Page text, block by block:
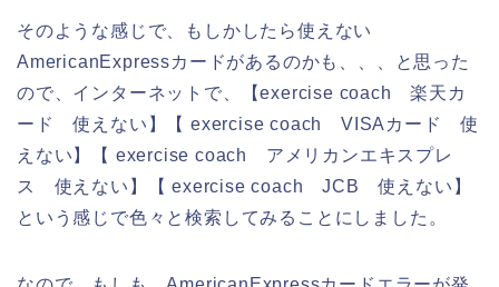
そのような感じで、もしかしたら使えない
AmericanExpressカードがあるのかも、、、と思った
ので、インターネットで、【exercise coach 楽天カ
ード 使えない】【 exercise coach VISAカード 使
えない】【 exercise coach アメリカンエキスプレ
ス 使えない】【 exercise coach JCB 使えない】
という感じで色々と検索してみることにしました。